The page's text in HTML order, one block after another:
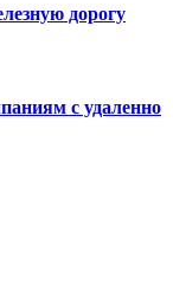
дорогу
с удаленно